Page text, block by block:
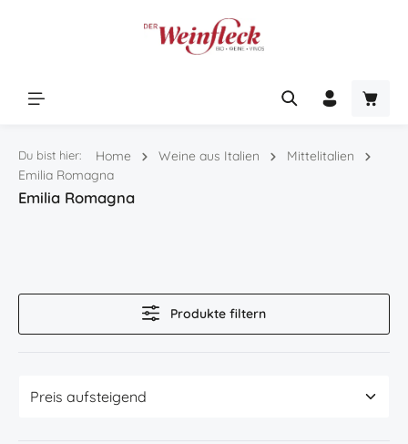
Du bist hier: Home Weine aus Italien
Mittelitalien
Emilia Romagna
Emilia Romagna
Produkte filtern